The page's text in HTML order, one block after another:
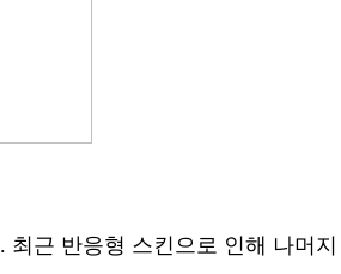
근 반응형 스킨으로 인해 나머